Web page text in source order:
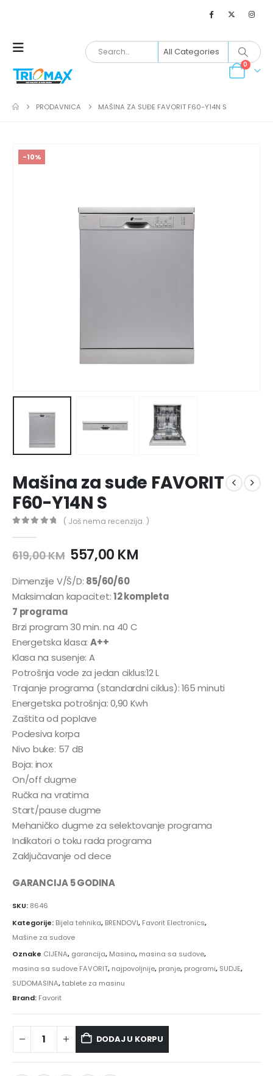
0
PRODAVNICA MAŠINA ZA SUĐE FAVORIT F60-Y14N S
-10%
Mašina za suđe FAVORIT
F60-Y14N S
( Još nema recenzija. )
619,00KM 557,00 KM
Dimenzije V/Š/D: 85/60/60
Maksimalan kapacitet:12 kompleta
7 programa
Brzi program 30 min. na 40 C
Energetska klasa: A++
Klasa na susenje: A
Potrošnja vode za jedan ciklus:12 L
Trajanje programa (standardni ciklus): 165 minuti
Energetska potrošnja: 0,90 Kwh
Zaštita od poplave
Podesiva korpa
Nivo buke: 57 dB
Boja: inox
On/off dugme
Ručka na vratima
Start/pause dugme
Mehaničko dugme za selektovanje programa
Indikatori o toku rada programa
Zaključavanje od dece
GARANCIJA 5 GODINA
SKU: 8646
Kategorije: Bijela tehnika, BRENDOVI, Favorit Electronics,
Mašine za sudove
Oznake CIJENA, garancija, Masina, masina sa sudove,
masina sa sudove FAVORIT, najpovoljnije, pranje, programi, SUDJE,
SUDOMASINA,tablete za masinu
Brand: Favorit
DODAJ U KORPU